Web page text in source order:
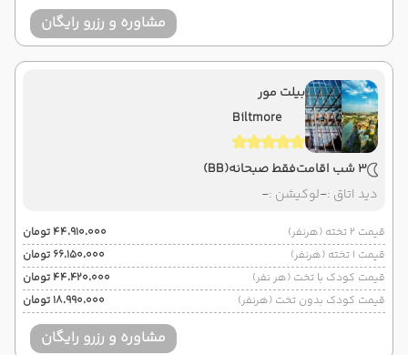
مشاوره و رزرو رایگان
بیلت مور
Biltmore
3 شب اقامت فقط صبحانه(BB)
دید اتاق :-لوکیشن :-
قیمت 2 تخته (هرنفر)
۴۴٬۹۱۰٬۰۰۰ تومان
قیمت 1 تخته (هرنفر)
۶۶٬۱۵۰٬۰۰۰ تومان
قیمت کودک با تخت (هر نفر)
۴۴٬۴۲۰٬۰۰۰ تومان
قیمت کودک بدون تخت (هرنفر)
۱۸٬۹۹۰٬۰۰۰ تومان
مشاوره و رزرو رایگان